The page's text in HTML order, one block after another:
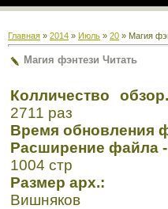
Главная » 2014 » Июль » 20 » Магия
Магия фэнтези Читать
Колличество
2711 раз
Время обновления
Расширение файла -
1004 стр
Размер арх.:
Вишняков